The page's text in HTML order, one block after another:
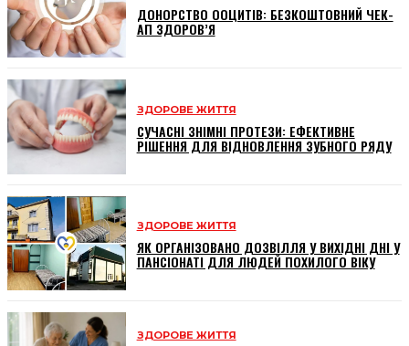
ДОНОРСТВО ООЦИТІВ: БЕЗКОШТОВНИЙ ЧЕК-
АП ЗДОРОВ’Я
ЗДОРОВЕ ЖИТТЯ
СУЧАСНІ ЗНІМНІ ПРОТЕЗИ: ЕФЕКТИВНЕ
РІШЕННЯ ДЛЯ ВІДНОВЛЕННЯ ЗУБНОГО РЯДУ
ЗДОРОВЕ ЖИТТЯ
ЯК ОРГАНІЗОВАНО ДОЗВІЛЛЯ У ВИХІДНІ ДНІ У
ПАНСІОНАТІ ДЛЯ ЛЮДЕЙ ПОХИЛОГО ВІКУ
ЗДОРОВЕ ЖИТТЯ